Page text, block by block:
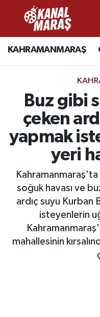
KAHRAMANMARAŞ
Buz gibi
çeken
yapmak
yeri
Kahramanmaraş'ta
soğuk havası ve
ardıç suyu Kurban
isteyenlerin
mahallesinin
CANLI YAYIN
SPOR
SİYASET
EKONOMİ
GÜNDEM
MAGAZİN
Kahramanmaraş
Kahramanmaraş
Kahramanmaraş
Kahramanmaraş
Süper Lig Puan
Tüm Manşetler
Son Dakika
Haber Arşivi